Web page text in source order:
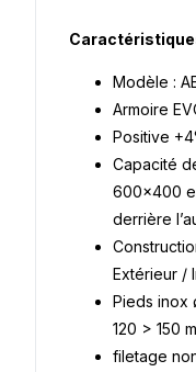
Modèle :
Armoire
Positive
Capacité
600×400
derrière
Extérieur /
Pieds inox
120 > 150
filetage